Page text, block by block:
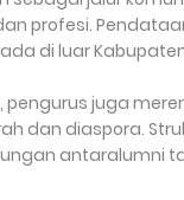
profesi.
di luar
pengurus juga
dan diaspora.
antaralumni